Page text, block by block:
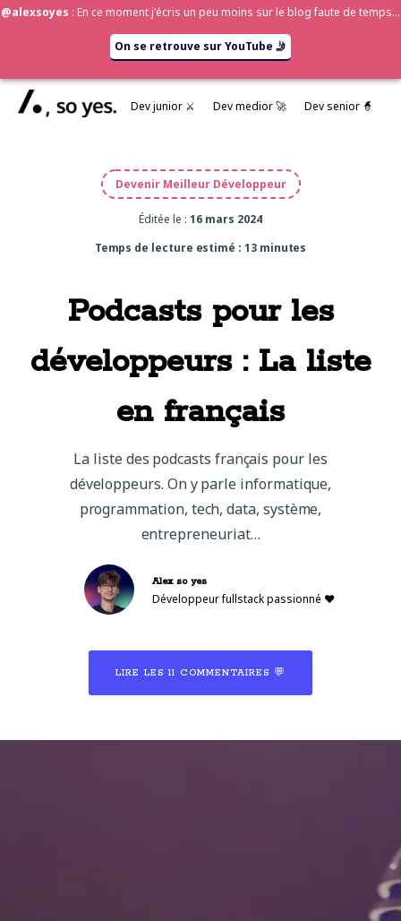
Aller
au
@alexsoyes : En ce moment j'écris un peu moins sur le blog faute de temps...
On se retrouve sur YouTube 🤳
Dev junior ⚔️ Dev medior 🚀 Dev senior 🧙
Devenir Meilleur Développeur
Éditée le : 16 mars 2024
Temps de lecture estimé : 13 minutes
Podcasts pour les
développeurs : La liste
en français
La liste des podcasts français pour les
développeurs. On y parle informatique,
programmation, tech, data, système,
entrepreneuriat…
Alex so yes
Développeur fullstack passionné ❤️
LIRE LES 11 COMMENTAIRES 💬